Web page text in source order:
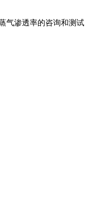
气渗透率的咨询和测试